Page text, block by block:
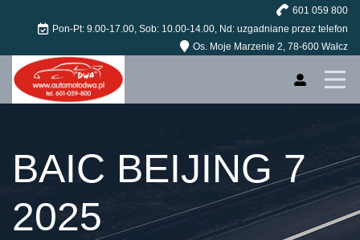
601 059 800
Pon-Pt: 9.00-17.00, Sob: 10.00-14.00, Nd: uzgadniane przez telefon
Os. Moje Marzenie 2, 78-600 Wałcz
Strona główna
Pojazdy
Kontakt
Profile
BAIC BEIJING 7
2025